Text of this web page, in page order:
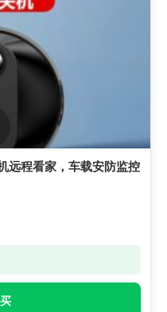
远程看家，车载安防监控